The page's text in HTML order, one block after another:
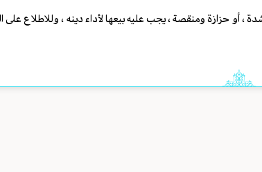
، أو حزازة ومنقصة ، يجب عليه بيعها لأداء دينه ، وللاطلاع على